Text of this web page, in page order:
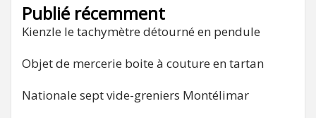
Publié récemment
Kienzle le tachymètre détourné en pendule
Objet de mercerie boite à couture en tartan
Nationale sept vide-greniers Montélimar